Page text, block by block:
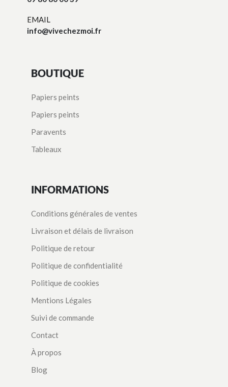
EMAIL
info@vivechezmoi.fr
BOUTIQUE
Papiers peints
Papiers peints
Paravents
Tableaux
INFORMATIONS
Conditions générales de ventes
Livraison et délais de livraison
Politique de retour
Politique de confidentialité
Politique de cookies
Mentions Légales
Suivi de commande
Contact
À propos
Blog